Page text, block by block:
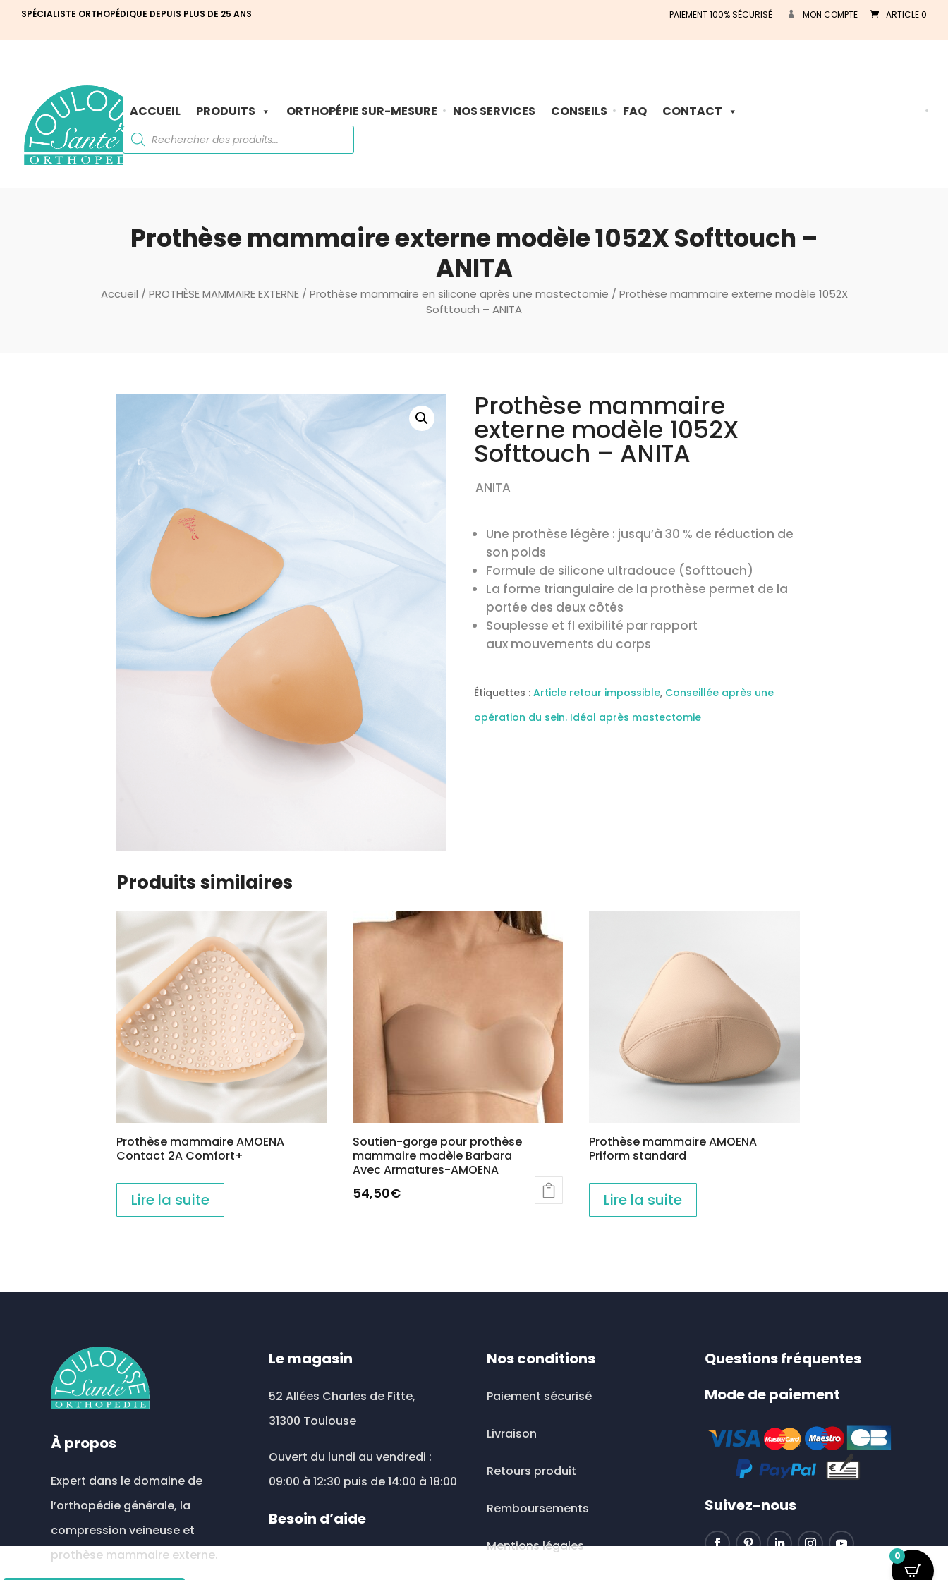
SPÉCIALISTE ORTHOPÉDIQUE DEPUIS PLUS DE 25 ANS PAIEMENT 100% SÉCURISÉ MON COMPTE ARTICLE 0
ACCUEIL PRODUITS ORTHOPÉPIE SUR-MESURE NOS SERVICES CONSEILS FAQ CONTACT
Recherche
de
produits
Recherche
Prothèse mammaire externe modèle 1052X Softtouch –
ANITA
Accueil / PROTHÈSE MAMMAIRE EXTERNE/ Prothèse mammaire en silicone après une mastectomie / Prothèse mammaire externe modèle 1052X
Softtouch – ANITA
Prothèse mammaire
externe modèle 1052X
Softtouch – ANITA
ANITA
Une prothèse légère : jusqu’à 30 % de réduction de
son poids
Formule de silicone ultradouce (Softtouch)
La forme triangulaire de la prothèse permet de la
portée des deux côtés
Souplesse et fl exibilité par rapport
aux mouvements du corps
Étiquettes : Article retour impossible, Conseillée après une
opération du sein. Idéal après mastectomie
Produits similaires
Prothèse mammaire AMOENA
Contact 2A Comfort+
Lire la suite
Soutien-gorge pour prothèse
mammaire modèle Barbara
Avec Armatures-AMOENA
54,50€
variations.
choisies
la
page
produit
Prothèse mammaire AMOENA
Priform standard
Lire la suite
À propos
Expert dans le domaine de
l’orthopédie générale, la
compression veineuse et
prothèse mammaire externe.
Le magasin
52 Allées Charles de Fitte,
31300 Toulouse
Ouvert du lundi au vendredi :
09:00 à 12:30 puis de 14:00 à 18:00
Besoin d’aide
Nos conditions
Paiement sécurisé
Livraison
Retours produit
Remboursements
Mentions légales
Questions fréquentes
Mode de paiement
Suivez-nous
0